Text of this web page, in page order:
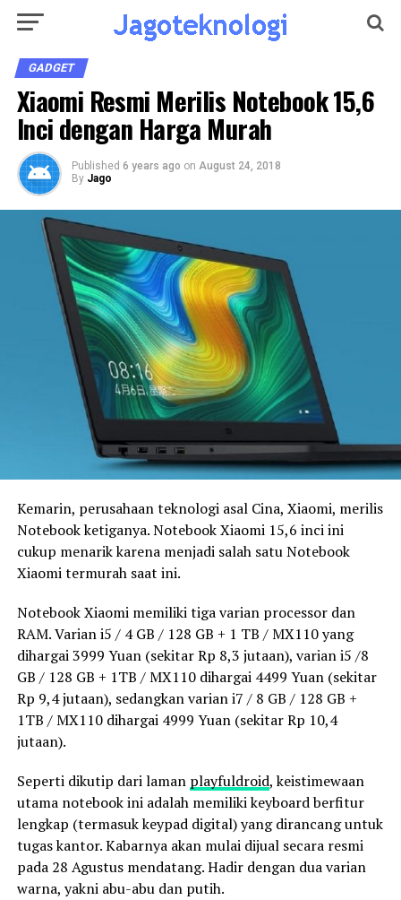
GADGET
Xiaomi Resmi Merilis Notebook 15,6
Inci dengan Harga Murah
Published 6 years ago on August 24, 2018
By Jago
Kemarin, perusahaan teknologi asal Cina, Xiaomi, merilis
Notebook ketiganya. Notebook Xiaomi 15,6 inci ini
cukup menarik karena menjadi salah satu Notebook
Xiaomi termurah saat ini.
Notebook Xiaomi memiliki tiga varian processor dan
RAM. Varian i5 / 4 GB / 128 GB + 1 TB / MX110 yang
dihargai 3999 Yuan (sekitar Rp 8,3 jutaan), varian i5 /8
GB / 128 GB + 1TB / MX110 dihargai 4499 Yuan (sekitar
Rp 9,4 jutaan), sedangkan varian i7 / 8 GB / 128 GB +
1TB / MX110 dihargai 4999 Yuan (sekitar Rp 10,4
jutaan).
Seperti dikutip dari laman playfuldroid, keistimewaan
utama notebook ini adalah memiliki keyboard berfitur
lengkap (termasuk keypad digital) yang dirancang untuk
tugas kantor. Kabarnya akan mulai dijual secara resmi
pada 28 Agustus mendatang. Hadir dengan dua varian
warna, yakni abu-abu dan putih.